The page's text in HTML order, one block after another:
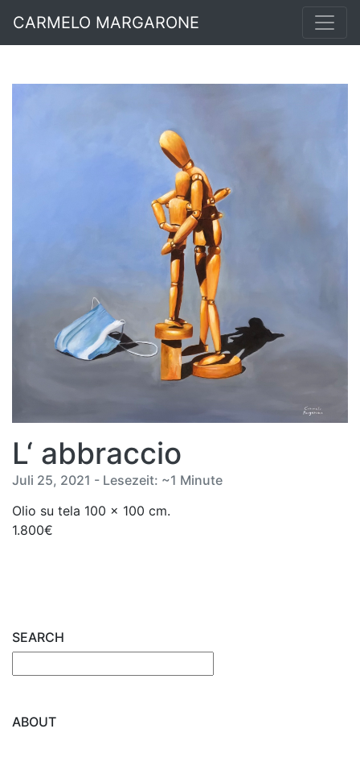
CARMELO MARGARONE
L‘ abbraccio
Juli 25, 2021 - Lesezeit: ~1 Minute
Olio su tela 100 x 100 cm.
1.800€
SEARCH
ABOUT